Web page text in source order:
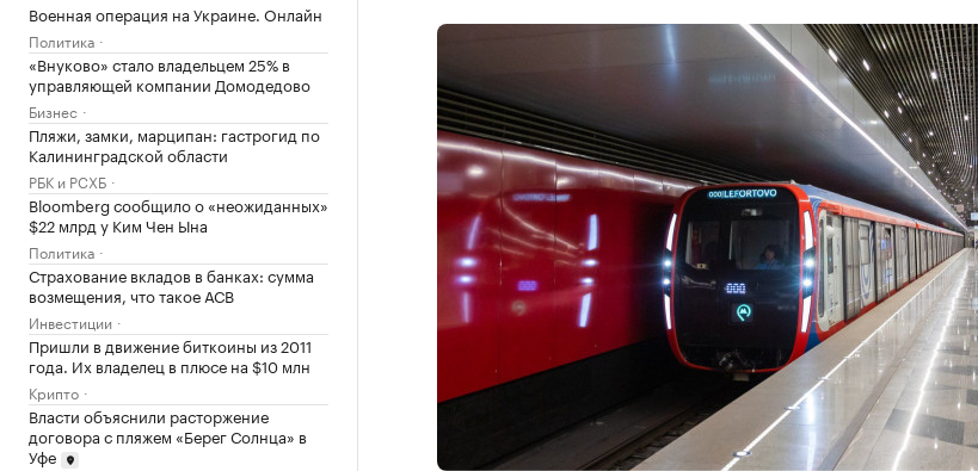
Военная операция на Украине. Онлайн
Политика
«Внуково» стало владельцем 25% в
управляющей компании Домодедово
Бизнес
Пляжи, замки, марципан: гастрогид по
Калининградской области
РБК и РСХБ
Bloomberg сообщило о «неожиданных»
$22 млрд у Ким Чен Ына
Политика
Страхование вкладов в банках: сумма
возмещения, что такое АСВ
Инвестиции
Пришли в движение биткоины из 2011
года. Их владелец в плюсе на $10 млн
Крипто
Власти объяснили расторжение
договора с пляжем «Берег Солнца» в
Уфе